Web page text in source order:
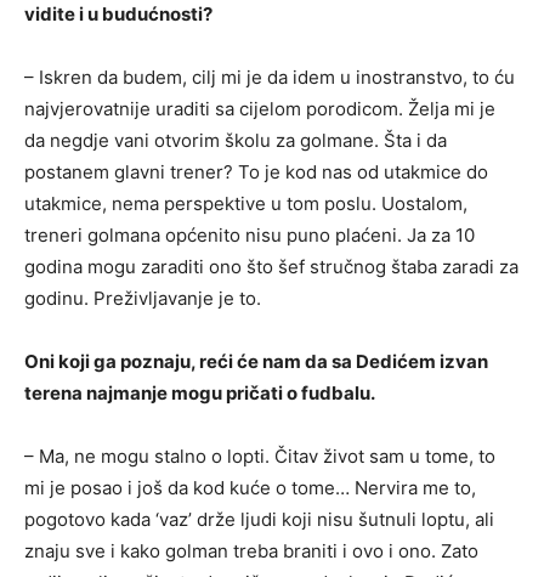
vidite i u budućnosti?
– Iskren da budem, cilj mi je da idem u inostranstvo, to ću
najvjerovatnije uraditi sa cijelom porodicom. Želja mi je
da negdje vani otvorim školu za golmane. Šta i da
postanem glavni trener? To je kod nas od utakmice do
utakmice, nema perspektive u tom poslu. Uostalom,
treneri golmana općenito nisu puno plaćeni. Ja za 10
godina mogu zaraditi ono što šef stručnog štaba zaradi za
godinu. Preživljavanje je to.
Oni koji ga poznaju, reći će nam da sa Dedićem izvan
terena najmanje mogu pričati o fudbalu.
– Ma, ne mogu stalno o lopti. Čitav život sam u tome, to
mi je posao i još da kod kuće o tome… Nervira me to,
pogotovo kada ‘vaz’ drže ljudi koji nisu šutnuli loptu, ali
znaju sve i kako golman treba braniti i ovo i ono. Zato